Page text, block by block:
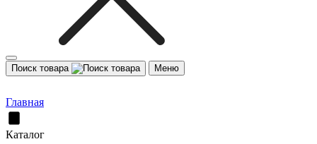
Поиск товара Меню
Главная
Каталог